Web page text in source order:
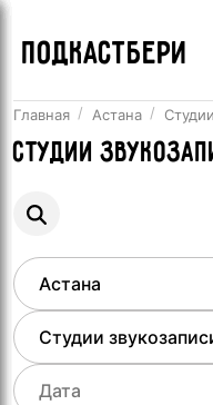
ПОДКАСТБЕРИ
Главная Астана
Студии